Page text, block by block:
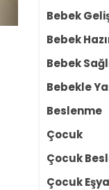
Bebek
Bebek
Bebek
Bebekle
Beslenme
Çocuk
Çocuk
Çocuk